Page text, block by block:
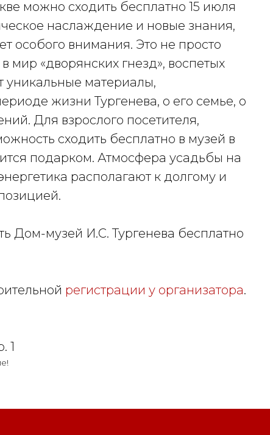
можно сходить бесплатно 15 июля
наслаждение и новые знания,
особого внимания. Это не просто
мир «дворянских гнезд», воспетых
уникальные материалы,
жизни Тургенева, о его семье, о
Для взрослого посетителя,
сходить бесплатно в музей в
подарком. Атмосфера усадьбы на
располагают к долгому и
Дом-музей И.С. Тургенева бесплатно
регистрации у организатора.
1